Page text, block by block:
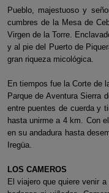
Pueblo, majestuoso y
cumbres de la Mesa de
Virgen de la Torre.
y al pie del Puerto de
gran riqueza micológica.
En tiempos fue la Corte de
Parque de Aventura Sierra
entre puentes de cuerda y
hasta unirme a 4 km. Con
en su andadura hasta
Iregüa.
LOS CAMEROS
El viajero que quiere venir